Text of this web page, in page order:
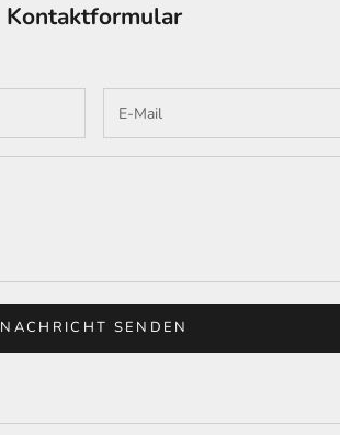
Kontaktformular
NACHRICHT SENDEN